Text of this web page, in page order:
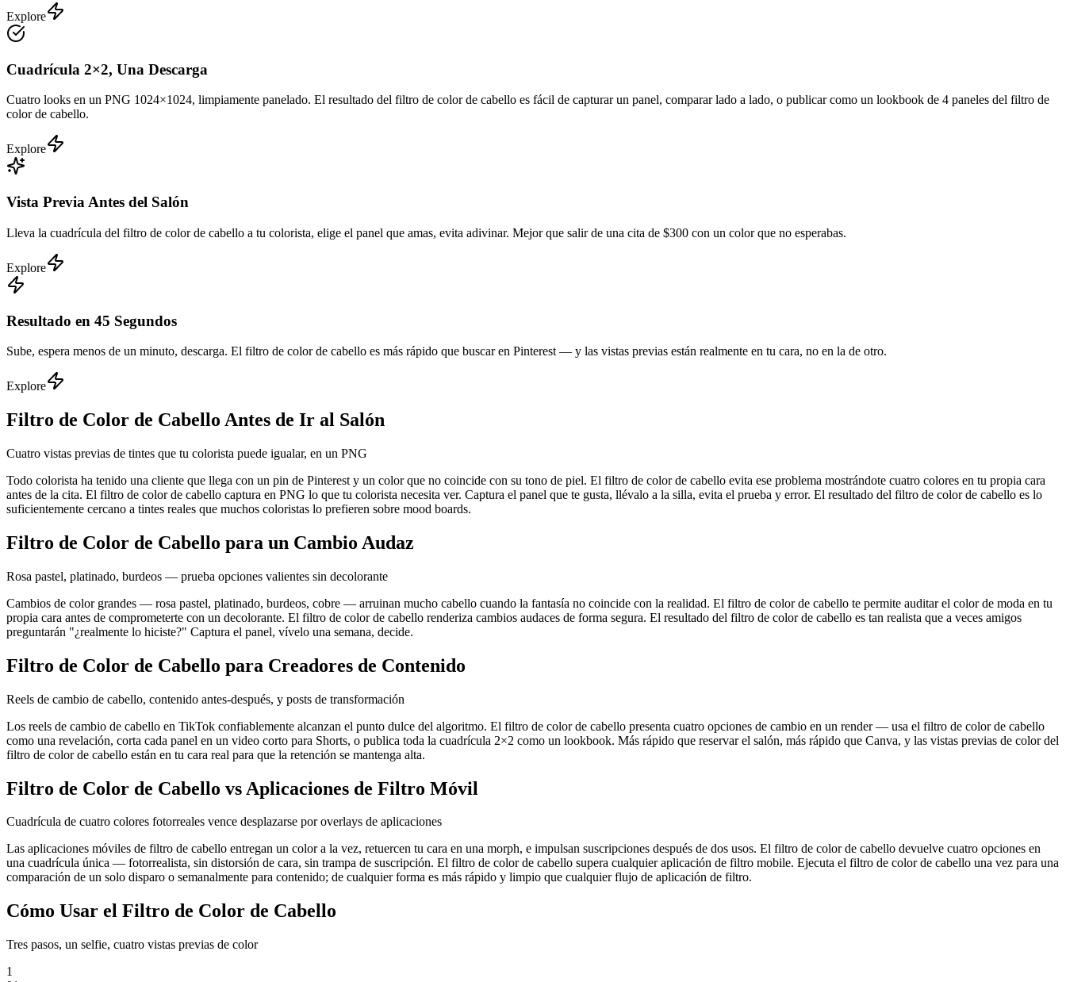
Explore
Cuadrícula 2×2, Una Descarga
Cuatro looks en un PNG 1024×1024, limpiamente panelado. El resultado del filtro de color de cabello es fácil de capturar un panel, comparar lado a lado, o publicar como un lookbook de 4 paneles del filtro de
color de cabello.
Explore
Vista Previa Antes del Salón
Lleva la cuadrícula del filtro de color de cabello a tu colorista, elige el panel que amas, evita adivinar. Mejor que salir de una cita de $300 con un color que no esperabas.
Explore
Resultado en 45 Segundos
Sube, espera menos de un minuto, descarga. El filtro de color de cabello es más rápido que buscar en Pinterest — y las vistas previas están realmente en tu cara, no en la de otro.
Explore
Filtro de Color de Cabello Antes de Ir al Salón
Cuatro vistas previas de tintes que tu colorista puede igualar, en un PNG
Todo colorista ha tenido una cliente que llega con un pin de Pinterest y un color que no coincide con su tono de piel. El filtro de color de cabello evita ese problema mostrándote cuatro colores en tu propia cara
antes de la cita. El filtro de color de cabello captura en PNG lo que tu colorista necesita ver. Captura el panel que te gusta, llévalo a la silla, evita el prueba y error. El resultado del filtro de color de cabello es lo
suficientemente cercano a tintes reales que muchos coloristas lo prefieren sobre mood boards.
Filtro de Color de Cabello para un Cambio Audaz
Rosa pastel, platinado, burdeos — prueba opciones valientes sin decolorante
Cambios de color grandes — rosa pastel, platinado, burdeos, cobre — arruinan mucho cabello cuando la fantasía no coincide con la realidad. El filtro de color de cabello te permite auditar el color de moda en tu
propia cara antes de comprometerte con un decolorante. El filtro de color de cabello renderiza cambios audaces de forma segura. El resultado del filtro de color de cabello es tan realista que a veces amigos
preguntarán "¿realmente lo hiciste?" Captura el panel, vívelo una semana, decide.
Filtro de Color de Cabello para Creadores de Contenido
Reels de cambio de cabello, contenido antes-después, y posts de transformación
Los reels de cambio de cabello en TikTok confiablemente alcanzan el punto dulce del algoritmo. El filtro de color de cabello presenta cuatro opciones de cambio en un render — usa el filtro de color de cabello
como una revelación, corta cada panel en un video corto para Shorts, o publica toda la cuadrícula 2×2 como un lookbook. Más rápido que reservar el salón, más rápido que Canva, y las vistas previas de color del
filtro de color de cabello están en tu cara real para que la retención se mantenga alta.
Filtro de Color de Cabello vs Aplicaciones de Filtro Móvil
Cuadrícula de cuatro colores fotorreales vence desplazarse por overlays de aplicaciones
Las aplicaciones móviles de filtro de cabello entregan un color a la vez, retuercen tu cara en una morph, e impulsan suscripciones después de dos usos. El filtro de color de cabello devuelve cuatro opciones en
una cuadrícula única — fotorrealista, sin distorsión de cara, sin trampa de suscripción. El filtro de color de cabello supera cualquier aplicación de filtro mobile. Ejecuta el filtro de color de cabello una vez para una
comparación de un solo disparo o semanalmente para contenido; de cualquier forma es más rápido y limpio que cualquier flujo de aplicación de filtro.
Cómo Usar el Filtro de Color de Cabello
Tres pasos, un selfie, cuatro vistas previas de color
1